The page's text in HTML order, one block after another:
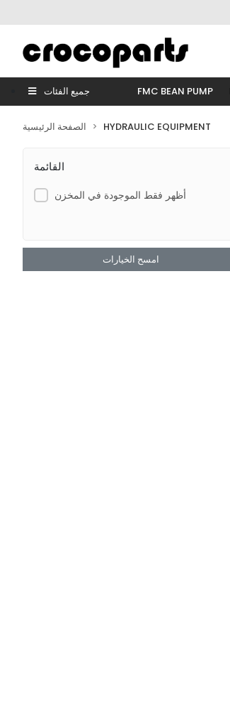
جميع الفئات FMC BEAN PUMP
الصفحة الرئيسية HYDRAULIC EQUIPMENT
القائمة
أظهر فقط الموجودة في المخزن
امسح الخيارات